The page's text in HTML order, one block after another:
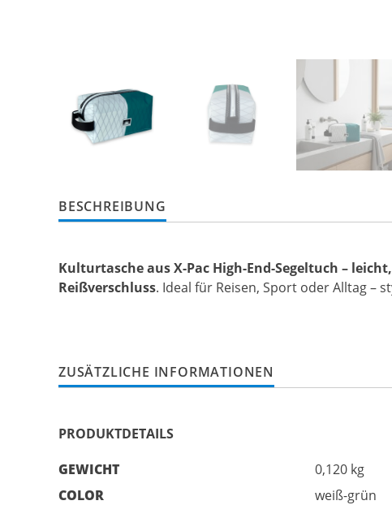
BESCHREIBUNG
Kulturtasche aus X-Pac High-End-Segeltuch –
Reißverschluss. Ideal für Reisen, Sport oder Alltag –
ZUSÄTZLICHE INFORMATIONEN
PRODUKTDETAILS
GEWICHT
0,120 kg
COLOR
weiß-grün